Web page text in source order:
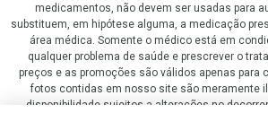
medicamentos, não devem ser usadas para
substituem, em hipótese alguma, a medicação
área médica. Somente o médico está em
qualquer problema de saúde e prescrever o
preços e as promoções são válidos apenas para
fotos contidas em nosso site são meramente
disponibilidade sujeitos a alterações no